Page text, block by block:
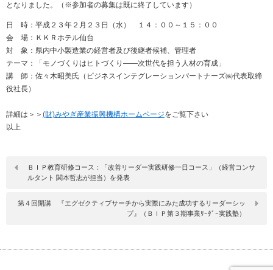
となりました。（※参加者の募集は既に終了しています）
日 時：平成２３年２月２３日（水） １４：００～１５：００
会 場：ＫＫＲホテル仙台
対 象：県内中小製造業の経営者及び後継者候補、管理者
テーマ：「モノづくりはヒトづくり――次世代を担う人材の育成」
講 師：佐々木昭美氏（ビジネスインテグレーションパートナーズ㈱代表取締
役社長）
詳細は＞＞ (財)みやぎ産業振興機構ホームページをご覧下さい
以上
ＢＩＰ教育研修コース：「改善リーダー実践研修一日コース」（経営コンサ
ルタント 関本哲志が担当）を発表
第４回開講 『エグゼクティブサーチから実際にみた成功するリーダーシッ
プ』（ＢＩＰ第３期事業ﾘｰﾀﾞｰ実践塾）